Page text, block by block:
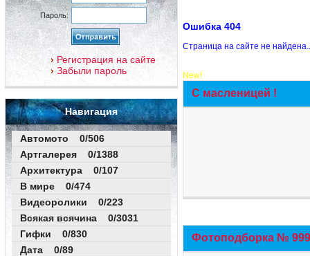
Пароль:
Регистрация на сайте
Забыли пароль
Навигация
Автомото 0/506
Артгалерея 0/1388
Архитектура 0/107
В мире 0/474
Видеоролики 0/223
Всякая всячина 0/3031
Гифки 0/830
Дата 0/89
Ошибка 404
Страница на сайте не
New!
С масленицей !
Фотоподборка №